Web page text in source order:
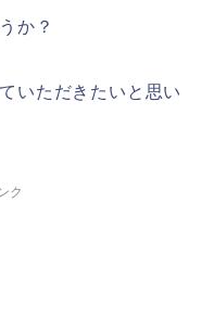
か？
いただきたいと思い
ク